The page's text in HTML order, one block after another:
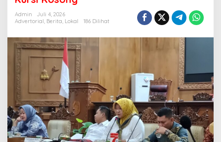
b
r
K
r
i
t
e
i
a
Admin
Juli 4, 2026
Advertorial Berita Lokal 186 Dilihat